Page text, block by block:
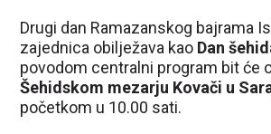
Drugi dan Ramazanskog bajrama
zajednica obilježava kao Dan
povodom centralni program bit će
Šehidskom mezarju Kovači u
početkom u 10.00 sati.